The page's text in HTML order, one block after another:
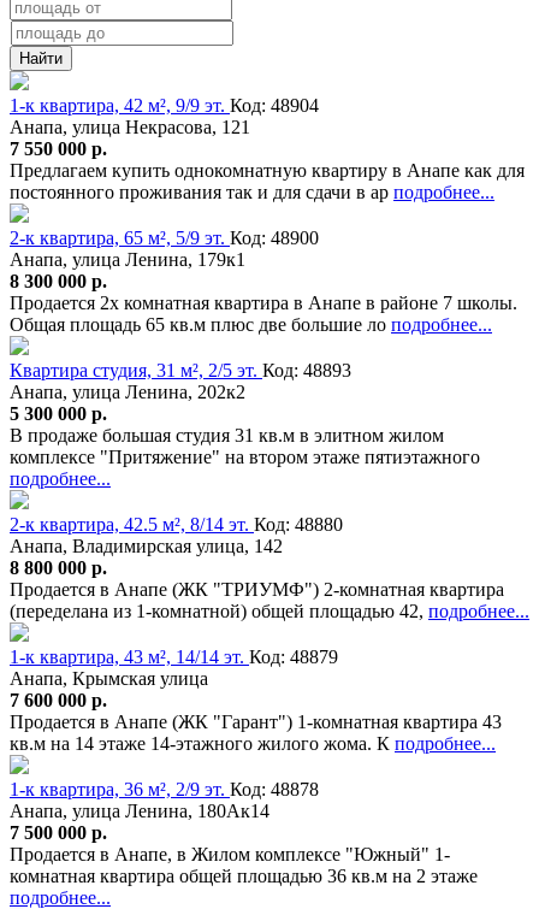
Найти
1-к квартира, 42 м², 9/9 эт. Код: 48904
Анапа, улица Некрасова, 121
7 550 000 р.
Предлагаем купить однокомнатную квартиру в Анапе как для
постоянного проживания так и для сдачи в ар подробнее...
2-к квартира, 65 м², 5/9 эт. Код: 48900
Анапа, улица Ленина, 179к1
8 300 000 р.
Продается 2х комнатная квартира в Анапе в районе 7 школы.
Общая площадь 65 кв.м плюс две большие ло подробнее...
Квартира студия, 31 м², 2/5 эт. Код: 48893
Анапа, улица Ленина, 202к2
5 300 000 р.
В продаже большая студия 31 кв.м в элитном жилом
комплексе "Притяжение" на втором этаже пятиэтажного
подробнее...
2-к квартира, 42.5 м², 8/14 эт. Код: 48880
Анапа, Владимирская улица, 142
8 800 000 р.
Продается в Анапе (ЖК "ТРИУМФ") 2-комнатная квартира
(переделана из 1-комнатной) общей площадью 42, подробнее...
1-к квартира, 43 м², 14/14 эт. Код: 48879
Анапа, Крымская улица
7 600 000 р.
Продается в Анапе (ЖК "Гарант") 1-комнатная квартира 43
кв.м на 14 этаже 14-этажного жилого жома. К подробнее...
1-к квартира, 36 м², 2/9 эт. Код: 48878
Анапа, улица Ленина, 180Ак14
7 500 000 р.
Продается в Анапе, в Жилом комплексе "Южный" 1-
комнатная квартира общей площадью 36 кв.м на 2 этаже
подробнее...